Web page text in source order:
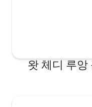
왓 체디 루앙